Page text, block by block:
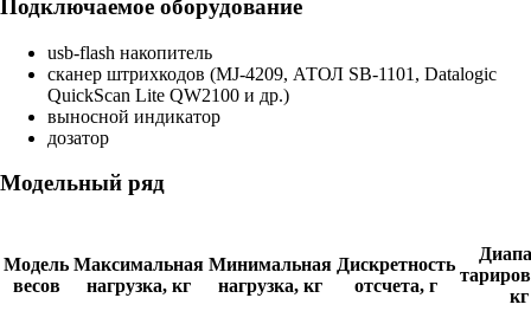
Подключаемое оборудование
usb-flash накопитель
сканер штрихкодов (MJ-4209, АТОЛ SB-1101, Datalogic
QuickScan Lite QW2100 и др.)
выносной индикатор
дозатор
Модельный ряд
Модель
весов
Максимальная
нагрузка, кг
Минимальная
нагрузка, кг
Дискретность
отсчета, г
кг